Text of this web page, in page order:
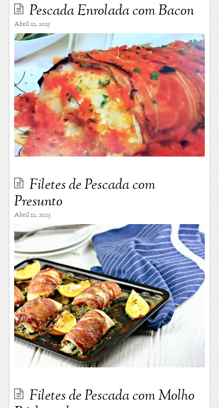
Pescada Enrolada com Bacon
Abril 12, 2025
Filetes de Pescada com
Presunto
Abril 12, 2023
Filetes de Pescada com Molho